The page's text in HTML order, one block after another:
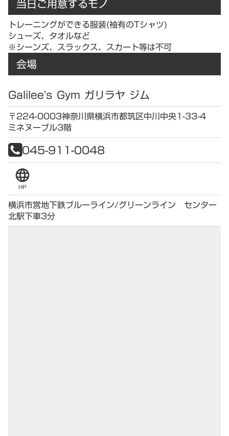
トレーニングができる服装(袖有のTシャツ)
シューズ、タオルなど
※シーンズ、スラックス、スカート等は不可
会場
Galilee's Gym ガリラヤ ジム
〒224-0003神奈川県横浜市都筑区中川中央1-33-4
ミネヌーブル3階
045-911-0048
language
HP
横浜市営地下鉄ブルーライン/グリーンライン センター
北駅下車3分